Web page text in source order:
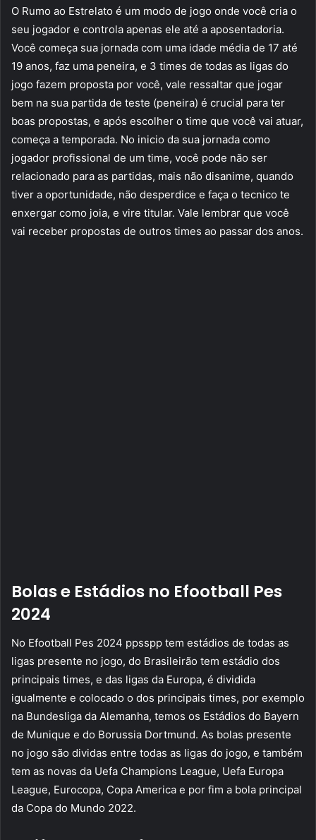
O Rumo ao Estrelato é um modo de jogo onde você cria o
seu jogador e controla apenas ele até a aposentadoria.
Você começa sua jornada com uma idade média de 17 até
19 anos, faz uma peneira, e 3 times de todas as ligas do
jogo fazem proposta por você, vale ressaltar que jogar
bem na sua partida de teste (peneira) é crucial para ter
boas propostas, e após escolher o time que você vai atuar,
começa a temporada. No inicio da sua jornada como
jogador profissional de um time, você pode não ser
relacionado para as partidas, mais não disanime, quando
tiver a oportunidade, não desperdice e faça o tecnico te
enxergar como joia, e vire titular. Vale lembrar que você
vai receber propostas de outros times ao passar dos anos.
Bolas e Estádios no Efootball Pes
2024
No Efootball Pes 2024 ppsspp tem estádios de todas as
ligas presente no jogo, do Brasileirão tem estádio dos
principais times, e das ligas da Europa, é dividida
igualmente e colocado o dos principais times, por exemplo
na Bundesliga da Alemanha, temos os Estádios do Bayern
de Munique e do Borussia Dortmund. As bolas presente
no jogo são dividas entre todas as ligas do jogo, e também
tem as novas da Uefa Champions League, Uefa Europa
League, Eurocopa, Copa America e por fim a bola principal
da Copa do Mundo 2022.